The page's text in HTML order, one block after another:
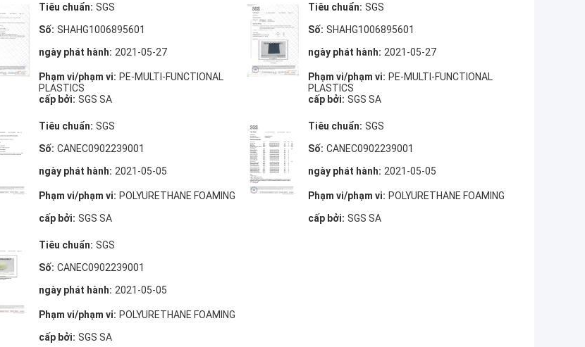
Tiêu chuẩn: SGS
Số: SHAHG1006895601
ngày phát hành: 2021-05-27
Phạm vi/phạm vi: PE-MULTI-FUNCTIONAL
PLASTICS
cấp bởi: SGS SA
Tiêu chuẩn: SGS
Số: SHAHG1006895601
ngày phát hành: 2021-05-27
Phạm vi/phạm vi: PE-MULTI-FUNCTIONAL
PLASTICS
cấp bởi: SGS SA
Tiêu chuẩn: SGS
Số: CANEC0902239001
ngày phát hành: 2021-05-05
Phạm vi/phạm vi: POLYURETHANE FOAMING
cấp bởi: SGS SA
Tiêu chuẩn: SGS
Số: CANEC0902239001
ngày phát hành: 2021-05-05
Phạm vi/phạm vi: POLYURETHANE FOAMING
cấp bởi: SGS SA
Tiêu chuẩn: SGS
Số: CANEC0902239001
ngày phát hành: 2021-05-05
Phạm vi/phạm vi: POLYURETHANE FOAMING
cấp bởi: SGS SA